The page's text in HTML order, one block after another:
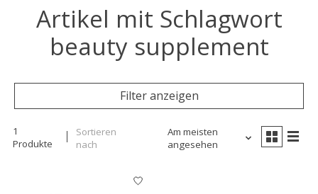
Artikel mit Schlagwort
beauty supplement
Filter anzeigen
1
Produkte
Sortieren
nach
Am meisten
angesehen